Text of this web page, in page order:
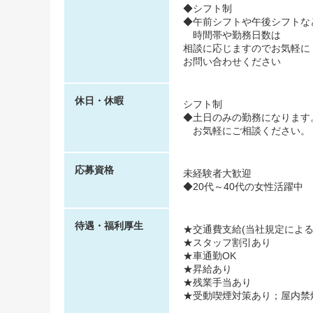
◆シフト制
◆午前シフトや午後シフトな
時間帯や勤務日数は
相談に応じますのでお気軽に
お問い合わせください
休日・休暇
シフト制
◆土日のみの勤務になります
お気軽にご相談ください。
応募資格
未経験者大歓迎
◆20代～40代の女性活躍中
待遇・福利厚生
★交通費支給(当社規定によ
★スタッフ割引あり
★車通勤OK
★昇給あり
★残業手当あり
★受動喫煙対策あり；屋内禁